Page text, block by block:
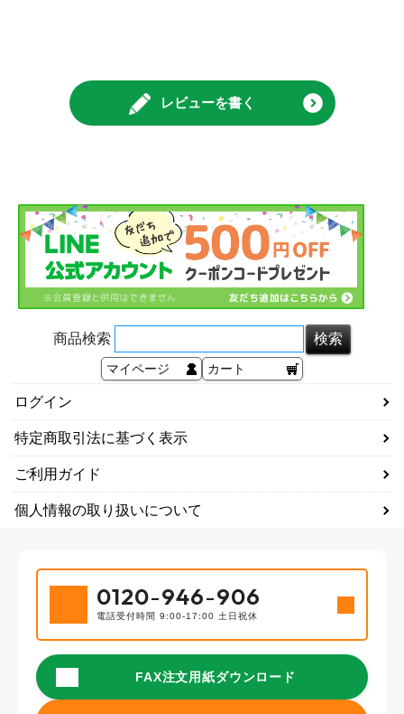
レビューを書く
商品検索
マイページ カート
ログイン
特定商取引法に基づく表示
ご利用ガイド
個人情報の取り扱いについて
0120-946-906
電話受付時間 9:00-17:00 土日祝休
FAX注文用紙ダウンロード